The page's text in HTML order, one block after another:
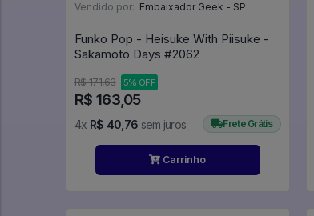
Vendido por: Embaixador Geek - SP
Funko Pop - Heisuke With Piisuke -
Sakamoto Days #2062
R$ 171,63 5% OFF
R$ 163,05
4x R$ 40,76 sem juros Frete Grátis
Carrinho